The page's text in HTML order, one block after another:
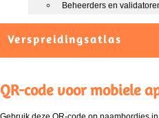
Beheerders en
Verspreidingsatlas
QR-code voor mobiele